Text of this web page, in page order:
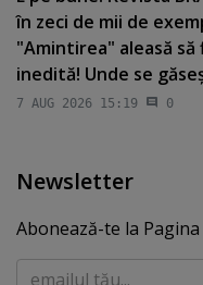
în zeci de mii de
"Amintirea" aleasă
inedită! Unde se
7 AUG 2026 15:19 0
Newsletter
Abonează-te la Pagina